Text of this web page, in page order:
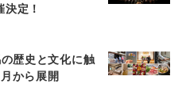
定！
歴史と文化に触
から展開